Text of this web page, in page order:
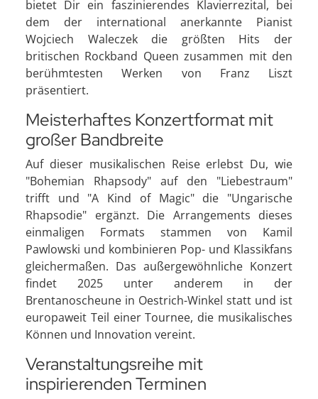
bietet Dir ein faszinierendes Klavierrezital, bei
dem der international anerkannte Pianist
Wojciech Waleczek die größten Hits der
britischen Rockband Queen zusammen mit den
berühmtesten Werken von Franz Liszt
präsentiert.
Meisterhaftes Konzertformat mit
großer Bandbreite
Auf dieser musikalischen Reise erlebst Du, wie
"Bohemian Rhapsody" auf den "Liebestraum"
trifft und "A Kind of Magic" die "Ungarische
Rhapsodie" ergänzt. Die Arrangements dieses
einmaligen Formats stammen von Kamil
Pawlowski und kombinieren Pop- und Klassikfans
gleichermaßen. Das außergewöhnliche Konzert
findet 2025 unter anderem in der
Brentanoscheune in Oestrich-Winkel statt und ist
europaweit Teil einer Tournee, die musikalisches
Können und Innovation vereint.
Veranstaltungsreihe mit
inspirierenden Terminen